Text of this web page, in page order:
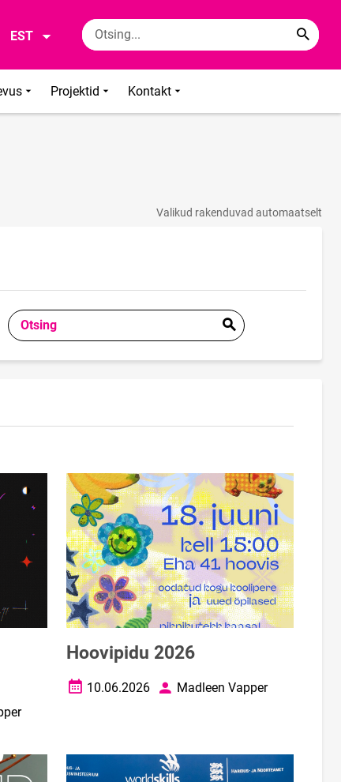
EST
Projektid Kontakt
Valikud rakenduvad automaatselt
Otsing
Hoovipidu 2026
Loomise kuupäev
10.06.2026 AutorMadleen Vapper